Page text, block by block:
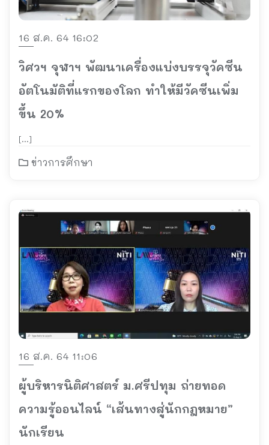
16 ส.ค. 64 16:02
วิศวฯ จุฬาฯ พัฒนาเครื่องแบ่งบรรจุวัคซีน
อัตโนมัติที่แรกของโลก ทำให้มีวัคซีนเพิ่ม
ขึ้น 20%
[…]
ข่าวการศึกษา
16 ส.ค. 64 11:06
ผู้บริหารนิติศาสตร์ ม.ศรีปทุม ถ่ายทอด
ความรู้ออนไลน์ “เส้นทางสู่นักกฎหมาย”
นักเรียน